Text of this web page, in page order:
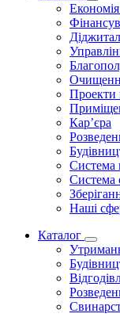
Економія
Проекти
Кар’єра
Система
Система
Наші
Каталог